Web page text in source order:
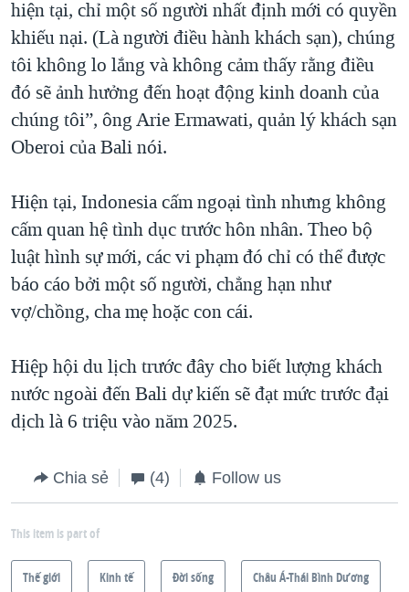
hiện tại, chỉ một số người nhất định mới có quyền
khiếu nại. (Là người điều hành khách sạn), chúng
tôi không lo lắng và không cảm thấy rằng điều
đó sẽ ảnh hưởng đến hoạt động kinh doanh của
chúng tôi”, ông Arie Ermawati, quản lý khách sạn
Oberoi của Bali nói.
Hiện tại, Indonesia cấm ngoại tình nhưng không
cấm quan hệ tình dục trước hôn nhân. Theo bộ
luật hình sự mới, các vi phạm đó chỉ có thể được
báo cáo bởi một số người, chẳng hạn như
vợ/chồng, cha mẹ hoặc con cái.
Hiệp hội du lịch trước đây cho biết lượng khách
nước ngoài đến Bali dự kiến sẽ đạt mức trước đại
dịch là 6 triệu vào năm 2025.
Chia sẻ (4) Follow us
This item is part of
Thế giới Kinh tế Ðời sống Châu Á-Thái Bình Dương